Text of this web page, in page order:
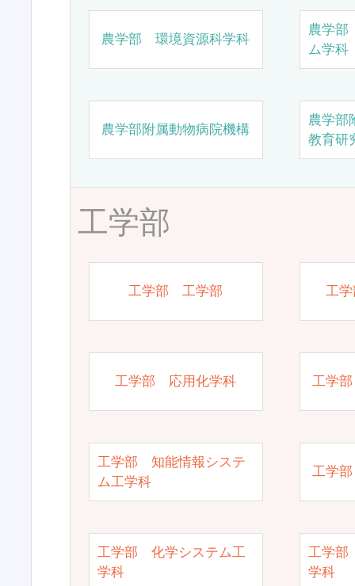
農学部 環境資源科学科
農学
ム学科
農学部附属動物病院機構
農学部
教育研
工学部
工学部 工学部 工
工学部 応用化学科 工学
工学部 知能情報システ
ム工学科
工学
工学部 化学システム工
学科
工学部
学科